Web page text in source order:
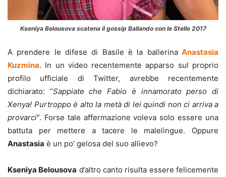
Kseniya Belousova scatena il gossip Ballando con le Stelle 2017
A prendere le difese di Basile è la ballerina Anastasia
Kuzmina. In un video recentemente apparso sul proprio
profilo ufficiale di Twitter, avrebbe recentemente
dichiarato: “Sappiate che Fabio è innamorato perso di
Xenya! Purtroppo è alto la metà di lei quindi non ci arriva a
provarci“. Forse tale affermazione voleva solo essere una
battuta per mettere a tacere le malelingue. Oppure
Anastasia è un po’ gelosa del suo allievo?
Kseniya Belousova d’altro canto risulta essere felicemente